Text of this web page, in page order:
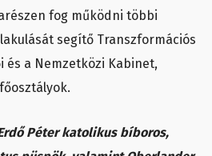
fog működni többi
segítő Transzformációs
és a Nemzetközi Kabinet,
Péter katolikus bíboros,